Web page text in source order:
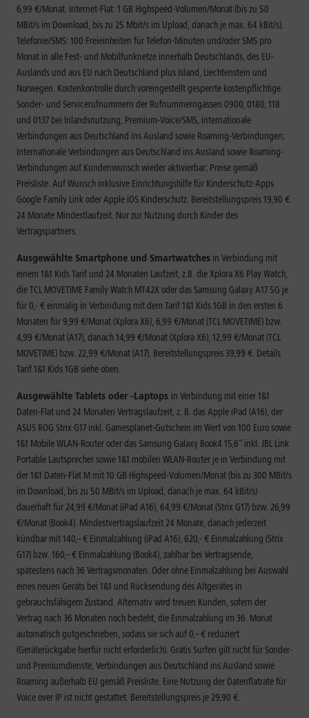
6,99 €/Monat. Internet-Flat: 1 GB Highspeed-Volumen/Monat (bis zu 50
MBit/s im Download, bis zu 25 Mbit/s im Upload, danach je max. 64 kBit/s).
Telefonie/SMS: 100 Freieinheiten für Telefon-Minuten und/oder SMS pro
Monat in alle Fest- und Mobilfunknetze innerhalb Deutschlands, des EU-
Auslands und aus EU nach Deutschland plus Island, Liechtenstein und
Norwegen. Kostenkontrolle durch voreingestellt gesperrte kostenpflichtige
Sonder- und Servicerufnummern der Rufnummerngassen 0900, 0180, 118
und 0137 bei Inlandsnutzung, Premium-Voice/SMS, internationale
Verbindungen aus Deutschland ins Ausland sowie Roaming-Verbindungen;
Internationale Verbindungen aus Deutschland ins Ausland sowie Roaming-
Verbindungen auf Kundenwunsch wieder aktivierbar; Preise gemäß
Preisliste. Auf Wunsch inklusive Einrichtungshilfe für Kinderschutz-Apps
Google Family Link oder Apple iOS Kinderschutz. Bereitstellungspreis 19,90 €.
24 Monate Mindestlaufzeit. Nur zur Nutzung durch Kinder des
Vertragspartners.
Ausgewählte Smartphone und Smartwatches in Verbindung mit
einem 1&1 Kids Tarif und 24 Monaten Laufzeit, z.B. die Xplora X6 Play Watch,
die TCL MOVETIME Family Watch MT42X oder das Samsung Galaxy A17 5G je
für 0,- € einmalig in Verbindung mit dem Tarif 1&1 Kids 1GB in den ersten 6
Monaten für 9,99 €/Monat (Xplora X6), 6,99 €/Monat (TCL MOVETIME) bzw.
4,99 €/Monat (A17), danach 14,99 €/Monat (Xplora X6), 12,99 €/Monat (TCL
MOVETIME) bzw. 22,99 €/Monat (A17). Bereitstellungspreis 39,99 €. Details
Tarif 1&1 Kids 1GB siehe oben.
Ausgewählte Tablets oder -Laptops in Verbindung mit einer 1&1
Daten-Flat und 24 Monaten Vertragslaufzeit, z. B. das Apple iPad (A16), der
ASUS ROG Strix G17 inkl. Gamesplanet-Gutschein im Wert von 100 Euro sowie
1&1 Mobile WLAN-Router oder das Samsung Galaxy Book4 15,6“ inkl. JBL Link
Portable Lautsprecher sowie 1&1 mobilen WLAN-Router je in Verbindung mit
der 1&1 Daten-Flat M mit 10 GB Highspeed-Volumen/Monat (bis zu 300 MBit/s
im Download, bis zu 50 MBit/s im Upload, danach je max. 64 kBit/s)
dauerhaft für 24,99 €/Monat (iPad A16), 64,99 €/Monat (Strix G17) bzw. 26,99
€/Monat (Book4). Mindestvertragslaufzeit 24 Monate, danach jederzeit
kündbar mit 140,– € Einmalzahlung (iPad A16), 620,- € Einmalzahlung (Strix
G17) bzw. 160,– € Einmalzahlung (Book4), zahlbar bei Vertragsende,
spätestens nach 36 Vertragsmonaten. Oder ohne Einmalzahlung bei Auswahl
eines neuen Geräts bei 1&1 und Rücksendung des Altgerätes in
gebrauchsfähigem Zustand. Alternativ wird treuen Kunden, sofern der
Vertrag nach 36 Monaten noch besteht, die Einmalzahlung im 36. Monat
automatisch gutgeschrieben, sodass sie sich auf 0,– € reduziert
(Geräterückgabe hierfür nicht erforderlich). Gratis Surfen gilt nicht für Sonder-
und Premiumdienste, Verbindungen aus Deutschland ins Ausland sowie
Roaming außerhalb EU gemäß Preisliste. Eine Nutzung der Datenflatrate für
Voice over IP ist nicht gestattet. Bereitstellungspreis je 29,90 €.